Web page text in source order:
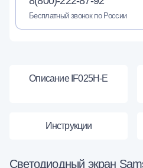
Бесплатный звонок по России
Описание IF025H-E
Инструкции
Светодиодный экран